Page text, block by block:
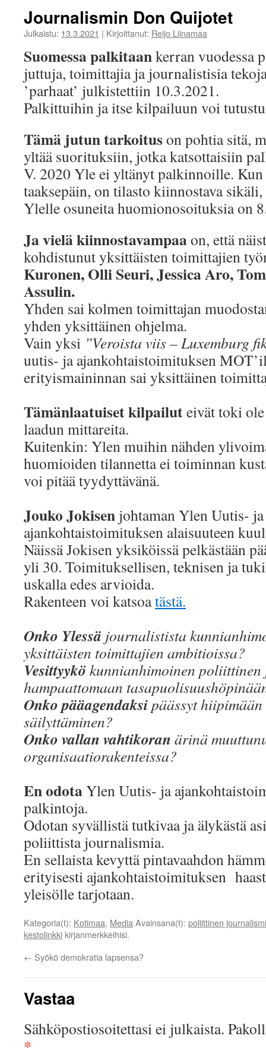
Journalismin Don Quijotet
Julkaistu: 13.3.2021 | Kirjoittanut: Reijo Liinamaa
Suomessa palkitaankerran vuodessa
juttuja, toimittajia ja journalistisia
’parhaat’ julkistettiin 10.3.2021.
Palkittuihin ja itse kilpailuun voi
Tämä jutun tarkoituson pohtia sitä,
yltää suorituksiin, jotka katsottaisiin
V. 2020 Yle ei yltänyt palkinnoille.
taaksepäin, on tilasto kiinnostava
Ylelle osuneita huomionosoituksia on
Ja vielä kiinnostavampaaon, että
kohdistunut yksittäisten toimittajien
Kuronen, Olli Seuri, Jessica Aro,
Assulin.
Yhden sai kolmen toimittajan
yhden yksittäinen ohjelma.
Vain yksi ”Veroista viis – Luxemburg
uutis- ja ajankohtaistoimituksen
erityismaininnan sai yksittäinen
Tämänlaatuiset kilpailuteivät toki
laadun mittareita.
Kuitenkin: Ylen muihin nähden
huomioiden tilannetta ei toiminnan
voi pitää tyydyttävänä.
Jouko Jokisen johtaman Ylen Uutis- ja
ajankohtaistoimituksen alaisuuteen
Näissä Jokisen yksiköissä pelkästään
yli 30. Toimituksellisen, teknisen ja
uskalla edes arvioida.
Rakenteen voi katsoatästä.
Onko Ylessä journalistista
yksittäisten toimittajien ambitioissa?
Vesittyykökunnianhimoinen
hampaattomaan
Onko pääagendaksipäässyt hiipimään
säilyttäminen?
Onko vallan vahtikoran ärinä
organisaatiorakenteissa?
En odotaYlen Uutis- ja
palkintoja.
Odotan syvällistä tutkivaa ja älykästä
poliittista journalismia.
En sellaista kevyttä pintavaahdon
erityisesti ajankohtaistoimituksen
yleisölle tarjotaan.
Kategoria(t): Kotimaa, Media Avainsana(t): poliittinen journalismi
kestolinkki kirjanmerkkeihisi.
← Syökö demokratia lapsensa?
Vastaa
Sähköpostiosoitettasi ei julkaista.
*